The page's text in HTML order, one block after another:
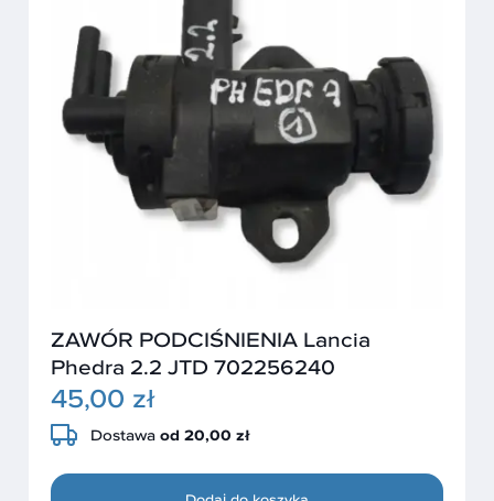
ZAWÓR PODCIŚNIENIA Lancia
Phedra 2.2 JTD 702256240
45,00 zł
Dostawa od 20,00 zł